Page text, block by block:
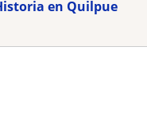
en Quilpue